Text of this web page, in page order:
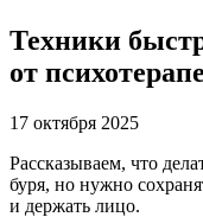
Техники
от
17 октября 2025
Рассказываем, что
буря, но нужно
и держать лицо.